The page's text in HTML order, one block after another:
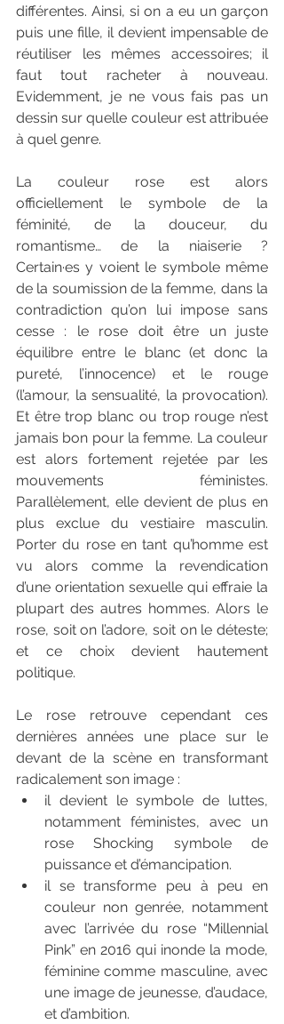
différentes. Ainsi, si on a eu un garçon
puis une fille, il devient impensable de
réutiliser les mêmes accessoires; il
faut tout racheter à nouveau.
Evidemment, je ne vous fais pas un
dessin sur quelle couleur est attribuée
à quel genre.
La couleur rose est alors
officiellement le symbole de la
féminité, de la douceur, du
romantisme… de la niaiserie ?
Certain·es y voient le symbole même
de la soumission de la femme, dans la
contradiction qu’on lui impose sans
cesse : le rose doit être un juste
équilibre entre le blanc (et donc la
pureté, l’innocence) et le rouge
(l’amour, la sensualité, la provocation).
Et être trop blanc ou trop rouge n’est
jamais bon pour la femme. La couleur
est alors fortement rejetée par les
mouvements féministes.
Parallèlement, elle devient de plus en
plus exclue du vestiaire masculin.
Porter du rose en tant qu’homme est
vu alors comme la revendication
d’une orientation sexuelle qui effraie la
plupart des autres hommes. Alors le
rose, soit on l’adore, soit on le déteste;
et ce choix devient hautement
politique.
Le rose retrouve cependant ces
dernières années une place sur le
devant de la scène en transformant
radicalement son image :
il devient le symbole de luttes,
notamment féministes, avec un
rose Shocking symbole de
puissance et d’émancipation.
il se transforme peu à peu en
couleur non genrée, notamment
avec l’arrivée du rose “Millennial
Pink” en 2016 qui inonde la mode,
féminine comme masculine, avec
une image de jeunesse, d’audace,
et d’ambition.